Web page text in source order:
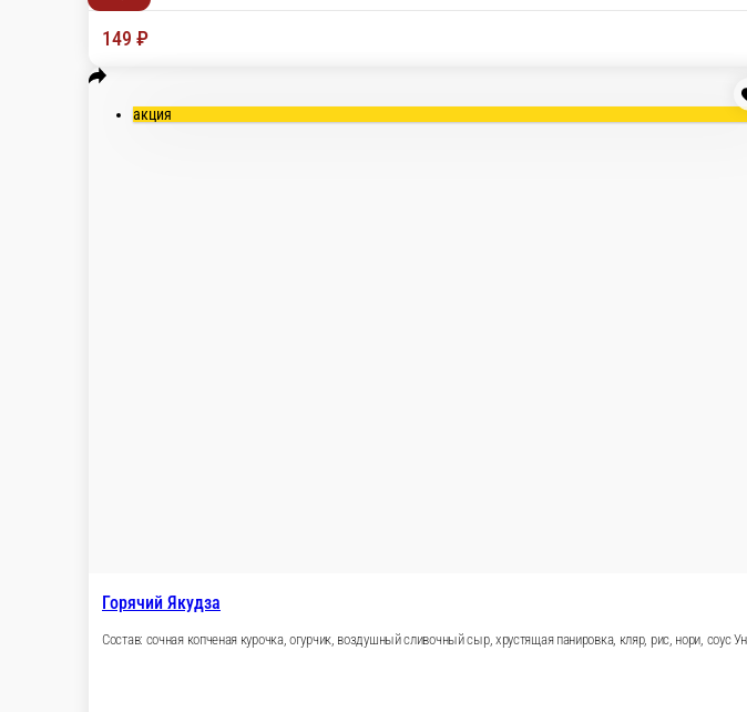
Состав: сочная копченая курочка, спелый томат, свежие листья салата,